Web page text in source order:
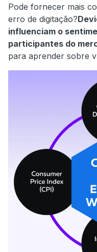
Pode fornecer mais
erro de digitação?
influenciam o
participantes do
para aprender sobre